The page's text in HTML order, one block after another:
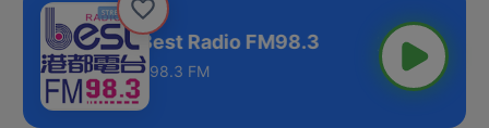
播網 港都983 Best Radio FM98.3
98.3 FM